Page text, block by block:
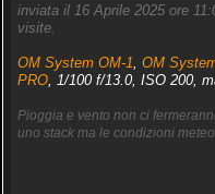
inviata il 16 Aprile 2025 ore
visite.
OM System OM-1 OM
PRO, 1/100 f/13.0, ISO 200,
Pioggia e vento non ci
uno stack ma le condizioni